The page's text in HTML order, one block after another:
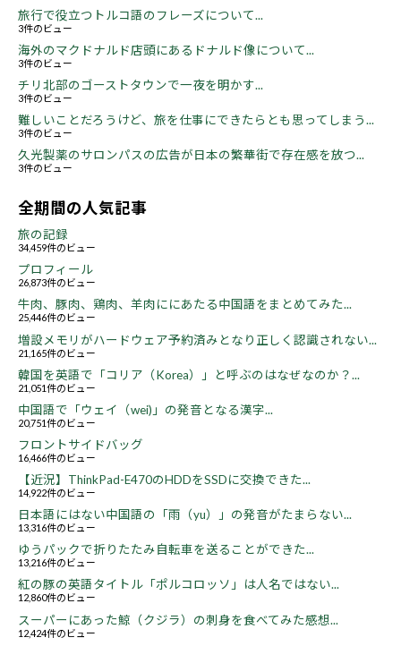
旅行で役立つトルコ語のフレーズについて...
3件のビュー
海外のマクドナルド店頭にあるドナルド像について...
3件のビュー
チリ北部のゴーストタウンで一夜を明かす...
3件のビュー
難しいことだろうけど、旅を仕事にできたらとも思ってしまう...
3件のビュー
久光製薬のサロンパスの広告が日本の繁華街で存在感を放つ...
3件のビュー
全期間の人気記事
旅の記録
34,459件のビュー
プロフィール
26,873件のビュー
牛肉、豚肉、鶏肉、羊肉ににあたる中国語をまとめてみた...
25,446件のビュー
増設メモリがハードウェア予約済みとなり正しく認識されない...
21,165件のビュー
韓国を英語で「コリア（Korea）」と呼ぶのはなぜなのか？...
21,051件のビュー
中国語で「ウェイ（wei)」の発音となる漢字...
20,751件のビュー
フロントサイドバッグ
16,466件のビュー
【近況】ThinkPad-E470のHDDをSSDに交換できた...
14,922件のビュー
日本語にはない中国語の「雨（yu）」の発音がたまらない...
13,316件のビュー
ゆうパックで折りたたみ自転車を送ることができた...
13,216件のビュー
紅の豚の英語タイトル「ポルコロッソ」は人名ではない...
12,860件のビュー
スーパーにあった鯨（クジラ）の刺身を食べてみた感想...
12,424件のビュー